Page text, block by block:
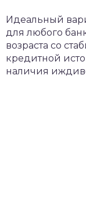
Идеальный
для любого
возраста со
кредитной
наличия